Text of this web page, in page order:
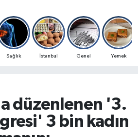
Sağlık İstanbul Genel Yemek
düzenlenen '3.
3 bin kadın
Yoğunluk Haritası
Durumu ve Fikstür